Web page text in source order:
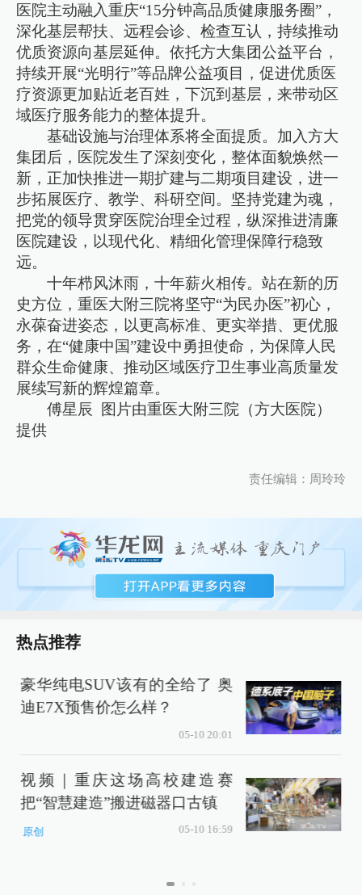
医院主动融入重庆“15分钟高品质健康服务圈”，
深化基层帮扶、远程会诊、检查互认，持续推动
优质资源向基层延伸。依托方大集团公益平台，
持续开展“光明行”等品牌公益项目，促进优质医
疗资源更加贴近老百姓，下沉到基层，来带动区
域医疗服务能力的整体提升。
基础设施与治理体系将全面提质。加入方大
集团后，医院发生了深刻变化，整体面貌焕然一
新，正加快推进一期扩建与二期项目建设，进一
步拓展医疗、教学、科研空间。坚持党建为魂，
把党的领导贯穿医院治理全过程，纵深推进清廉
医院建设，以现代化、精细化管理保障行稳致
远。
十年栉风沐雨，十年薪火相传。站在新的历
史方位，重医大附三院将坚守“为民办医”初心，
永葆奋进姿态，以更高标准、更实举措、更优服
务，在“健康中国”建设中勇担使命，为保障人民
群众生命健康、推动区域医疗卫生事业高质量发
展续写新的辉煌篇章。
傅星辰 图片由重医大附三院（方大医院）
提供
责任编辑：周玲玲
热点推荐
豪华纯电SUV该有的全给了 奥
迪E7X预售价怎么样？
05-10 20:01
视频｜重庆这场高校建造赛
把“智慧建造”搬进磁器口古镇
原创 05-10 16:59